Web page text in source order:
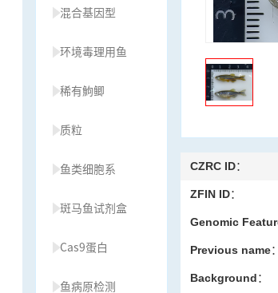
混合基因型
环境毒理用鱼
稀有鮈鲫
质粒
鱼类细胞系
斑马鱼试剂盒
Cas9蛋白
鱼病原检测
CZRC ID：
ZFIN ID：
Genomic
Previous name：
Background：